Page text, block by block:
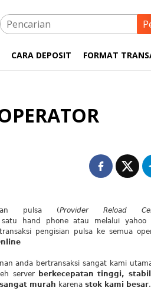
CARA DEPOSIT FORMAT
pulsa (Provider Reload
hand phone atau melalui yahoo
pengisian pulsa ke semua
anda bertransaksi sangat kami
server
berkecepatan tinggi,
murah karena stok kami besar.